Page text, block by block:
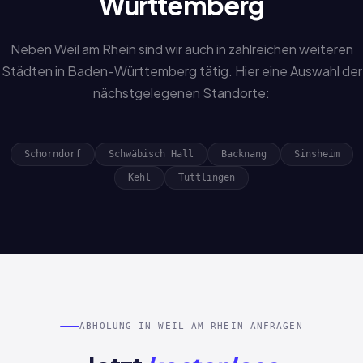
Neben Weil am Rhein sind wir auch in zahlreichen weiteren
Städten in Baden-Württemberg tätig. Hier eine Auswahl der
nächstgelegenen Standorte:
Schorndorf Schwäbisch Hall Backnang Sinsheim
Kehl Tuttlingen
ABHOLUNG IN WEIL AM RHEIN ANFRAGEN